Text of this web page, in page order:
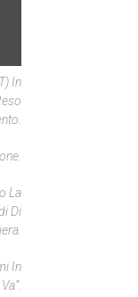
In
La
Di
In